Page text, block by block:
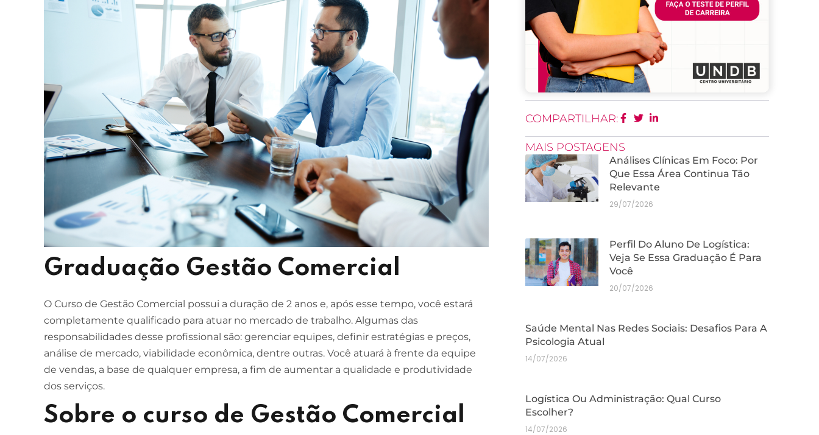
Graduação Gestão Comercial
O Curso de Gestão Comercial possui a duração de 2 anos e, após esse tempo, você estará
completamente qualificado para atuar no mercado de trabalho. Algumas das
responsabilidades desse profissional são: gerenciar equipes, definir estratégias e preços,
análise de mercado, viabilidade econômica, dentre outras. Você atuará à frente da equipe
de vendas, a base de qualquer empresa, a fim de aumentar a qualidade e produtividade
dos serviços.
Sobre o curso de Gestão Comercial
COMPARTILHAR:
MAIS POSTAGENS
Análises Clínicas Em Foco: Por
Que Essa Área Continua Tão
Relevante
29/07/2026
Perfil Do Aluno De Logística:
Veja Se Essa Graduação É Para
Você
20/07/2026
Saúde Mental Nas Redes Sociais: Desafios Para A
Psicologia Atual
14/07/2026
Logística Ou Administração: Qual Curso
Escolher?
14/07/2026